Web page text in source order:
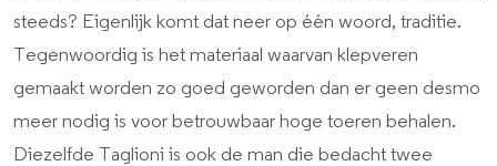
steeds? Eigenlijk komt dat neer op één woord, traditie.
Tegenwoordig is het materiaal waarvan klepveren
gemaakt worden zo goed geworden dan er geen desmo
meer nodig is voor betrouwbaar hoge toeren behalen.
Diezelfde Taglioni is ook de man die bedacht twee